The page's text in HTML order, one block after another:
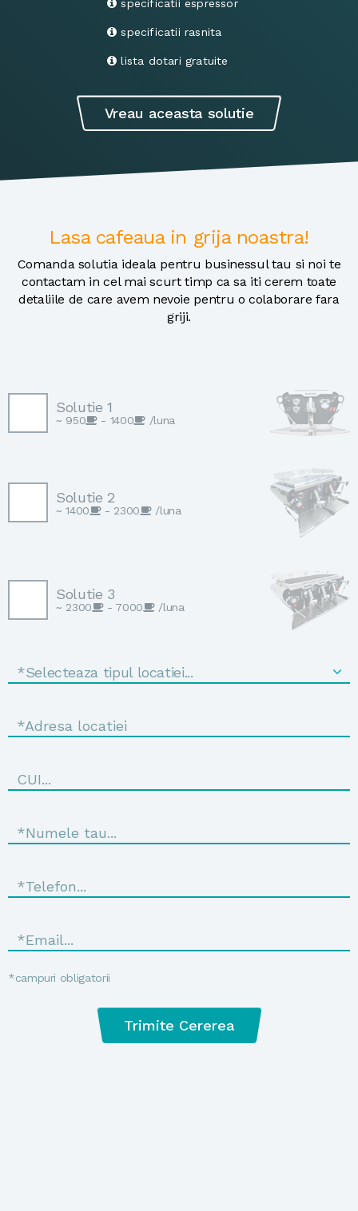
specificatii espressor
specificatii rasnita
lista dotari gratuite
Vreau aceasta solutie
Lasa cafeaua in grija noastra!
Comanda solutia ideala pentru businessul tau si noi te
contactam in cel mai scurt timp ca sa iti cerem toate
detaliile de care avem nevoie pentru o colaborare fara
griji.
Solutie 1
~ 950 - 1400 /luna
Solutie 2
~ 1400 - 2300 /luna
Solutie 3
~ 2300 - 7000 /luna
*Selecteaza tipul locatiei...
*campuri obligatorii
Trimite Cererea